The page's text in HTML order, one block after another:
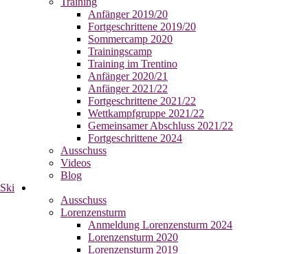
Anfänger 2019/20
Fortgeschrittene 2019/20
Sommercamp 2020
Trainingscamp
Training im Trentino
Anfänger 2020/21
Anfänger 2021/22
Fortgeschrittene 2021/22
Wettkampfgruppe 2021/22
Gemeinsamer Abschluss 2021/22
Fortgeschrittene 2024
Ausschuss
Videos
Blog
Ski
Ausschuss
Lorenzensturm
Anmeldung Lorenzensturm 2024
Lorenzensturm 2020
Lorenzensturm 2019